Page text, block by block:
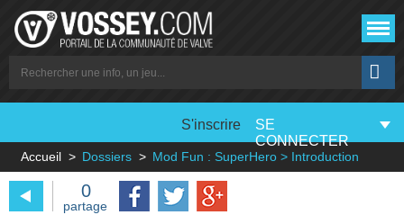
S'inscrire
SE
CONNECTER
Accueil Dossiers Mod Fun : SuperHero > Introduction
0
partage